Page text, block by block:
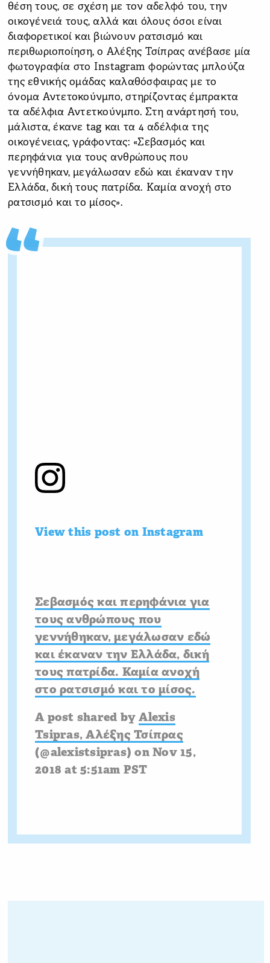
θέση τους, σε σχέση με τον αδελφό του, την
οικογένειά τους, αλλά και όλους όσοι είναι
διαφορετικοί και βιώνουν ρατσισμό και
περιθωριοποίηση, ο Αλέξης Τσίπρας ανέβασε μία
φωτογραφία στο Instagram φορώντας μπλούζα
της εθνικής ομάδας καλαθόσφαιρας με το
όνομα Αντετοκούνμπο, στηρίζοντας έμπρακτα
τα αδέλφια Αντετκούνμπο. Στη ανάρτησή του,
μάλιστα, έκανε tag και τα 4 αδέλφια της
οικογένειας, γράφοντας: «Σεβασμός και
περηφάνια για τους ανθρώπους που
γεννήθηκαν, μεγάλωσαν εδώ και έκαναν την
Ελλάδα, δική τους πατρίδα. Καμία ανοχή στο
ρατσισμό και το μίσος».
View this post on Instagram
Σεβασμός και περηφάνια για
τους ανθρώπους που
γεννήθηκαν, μεγάλωσαν εδώ
και έκαναν την Ελλάδα, δική
τους πατρίδα. Καμία ανοχή
στο ρατσισμό και το μίσος.
A post shared byAlexis
Tsipras, Αλέξης Τσίπρας
(@alexistsipras) on Nov 15,
2018 at 5:51am PST